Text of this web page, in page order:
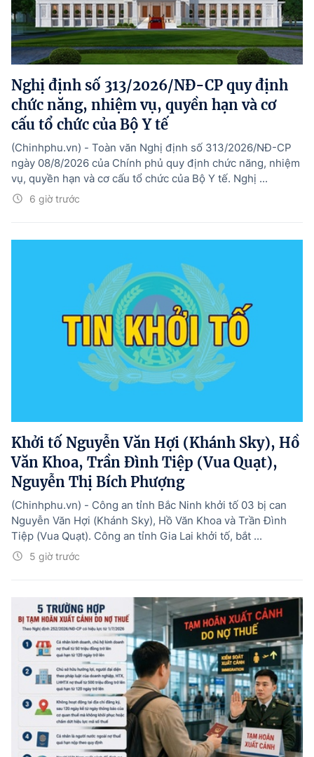
Nghị định số 313/2026/NĐ-CP quy định
chức năng, nhiệm vụ, quyền hạn và cơ
cấu tổ chức của Bộ Y tế
6 giờ trước
(Chinhphu.vn) - Toàn văn Nghị định số 313/2026/NĐ-CP
ngày 08/8/2026 của Chính phủ quy định chức năng, nhiệm
vụ, quyền hạn và cơ cấu tổ chức của Bộ Y tế. Nghị ...
Khởi tố Nguyễn Văn Hợi (Khánh Sky), Hồ
Văn Khoa, Trần Đình Tiệp (Vua Quạt),
Nguyễn Thị Bích Phượng
5 giờ trước
(Chinhphu.vn) - Công an tỉnh Bắc Ninh khởi tố 03 bị can
Nguyễn Văn Hợi (Khánh Sky), Hồ Văn Khoa và Trần Đình
Tiệp (Vua Quạt). Công an tỉnh Gia Lai khởi tố, bắt ...